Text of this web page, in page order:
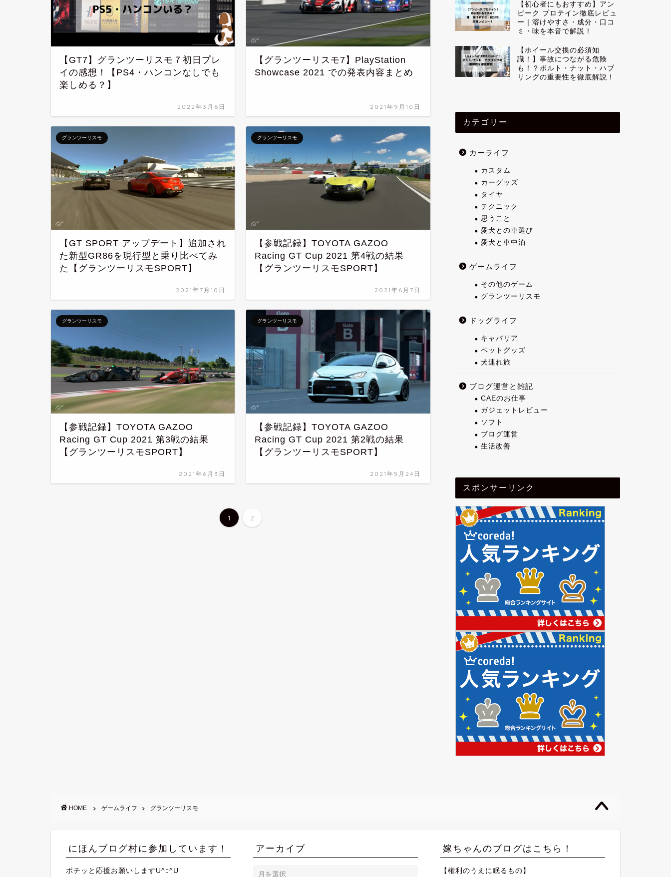
【GT7】グランツーリスモ７初日プレ
イの感想！【PS4・ハンコンなしでも
楽しめる？】
2022年3月6日
【グランツーリスモ7】PlayStation
Showcase 2021 での発表内容まとめ
2021年9月10日
グランツーリスモ
【GT SPORT アップデート】追加され
た新型GR86を現行型と乗り比べてみ
た【グランツーリスモSPORT】
2021年7月10日
グランツーリスモ
【参戦記録】TOYOTA GAZOO
Racing GT Cup 2021 第4戦の結果
【グランツーリスモSPORT】
2021年6月7日
グランツーリスモ
【参戦記録】TOYOTA GAZOO
Racing GT Cup 2021 第3戦の結果
【グランツーリスモSPORT】
2021年6月3日
グランツーリスモ
【参戦記録】TOYOTA GAZOO
Racing GT Cup 2021 第2戦の結果
【グランツーリスモSPORT】
2021年5月24日
1 2
【初心者にもおすすめ】アン
ビーク プロテイン徹底レビュ
ー｜溶けやすさ・成分・口コ
ミ・味を本音で解説！
【ホイール交換の必須知
識！】事故につながる危険
も！？ボルト・ナット・ハブ
リングの重要性を徹底解説！
カテゴリー
カーライフ
カスタム
カーグッズ
タイヤ
テクニック
思うこと
愛犬との車選び
愛犬と車中泊
ゲームライフ
その他のゲーム
グランツーリスモ
ドッグライフ
キャバリア
ペットグッズ
犬連れ旅
ブログ運営と雑記
CAEのお仕事
ガジェットレビュー
ソフト
ブログ運営
生活改善
スポンサーリンク
HOME ゲームライフ グランツーリスモ
にほんブログ村に参加しています！
ポチッと応援お願いしますU^ｪ^U
アーカイブ
ア
嫁ちゃんのブログはこちら！
【権利のうえに眠るもの】